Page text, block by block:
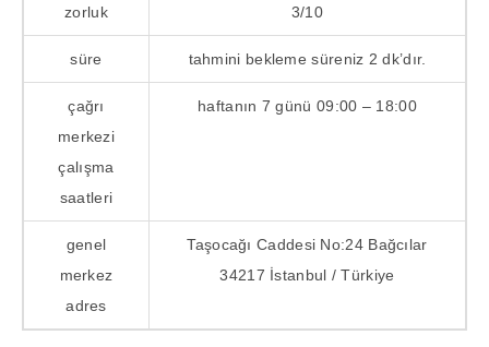
zorluk 3/10
süre tahmini bekleme süreniz 2 dk’dır.
çağrı
merkezi
çalışma
saatleri
haftanın 7 günü 09:00 – 18:00
genel
merkez
adres
Taşocağı Caddesi No:24 Bağcılar
34217 İstanbul / Türkiye